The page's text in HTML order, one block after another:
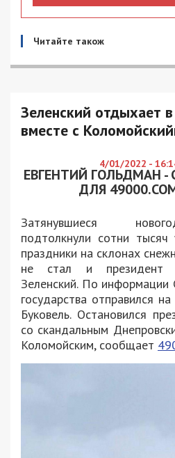
Читайте також
Зеленский отдыхает
вместе с
4/01/2022 -
ЕВГЕНТИЙ ГОЛЬДМАН -
ДЛЯ
Затянувшиеся
подтолкнули сотни тысяч
праздники на склонах
не стал и президент
Зеленский. По
государства отправился
Буковель. Остановился
со скандальным
Коломойским, сообщает